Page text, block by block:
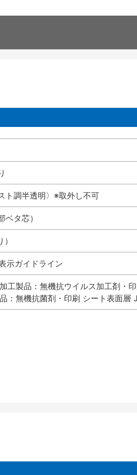
ト調半透明〉※取外し不可
タ芯）
ガイドライン
工製品：無機抗ウイルス加工剤・
：無機抗菌剤・印刷 シート表面層